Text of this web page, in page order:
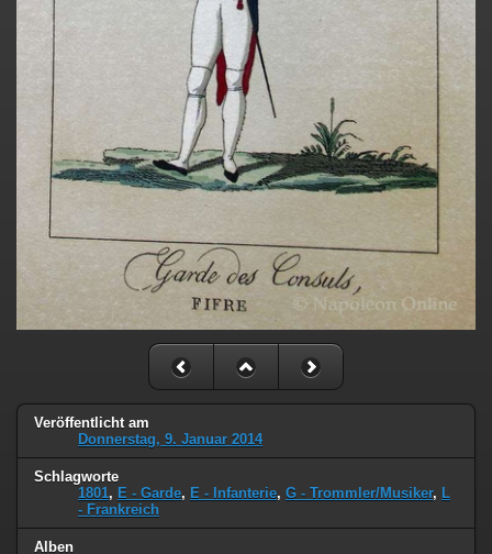
Veröffentlicht am
Donnerstag, 9. Januar 2014
Schlagworte
1801, E - Garde, E - Infanterie, G - Trommler/Musiker, L
- Frankreich
Alben